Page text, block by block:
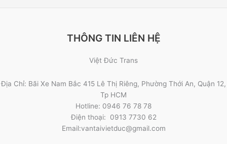
THÔNG TIN LIÊN HỆ
Việt Đức Trans
Địa Chỉ: Bãi Xe Nam Bắc 415 Lê Thị Riêng, Phường Thới An, Quận 12,
Tp HCM
Hotline: 0946 76 78 78
Điện thoại: 0913 7730 62
Email:vantaivietduc@gmail.com